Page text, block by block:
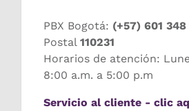
PBX Bogotá: (+57) 601
Postal 110231
Horarios de atención:
8:00 a.m. a 5:00 p.m
Servicio al cliente - clic